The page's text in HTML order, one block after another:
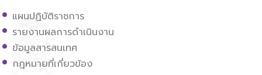
แผนปฏิบัติราชการ
รายงานผลการดำเนินงาน
ข้อมูลสารสนเทศ
กฎหมายที่เกี่ยวข้อง